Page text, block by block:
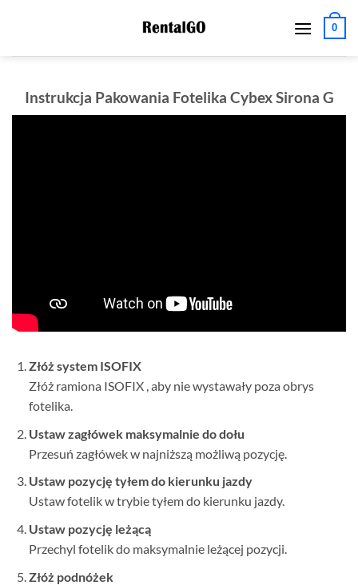
0
Instrukcja Pakowania Fotelika Cybex Sirona G
Złóż system ISOFIX
Złóż ramiona ISOFIX , aby nie wystawały poza obrys
fotelika.
Ustaw zagłówek maksymalnie do dołu
Przesuń zagłówek w najniższą możliwą pozycję.
Ustaw pozycję tyłem do kierunku jazdy
Ustaw fotelik w trybie tyłem do kierunku jazdy.
Ustaw pozycję leżącą
Przechyl fotelik do maksymalnie leżącej pozycji.
Złóż podnóżek